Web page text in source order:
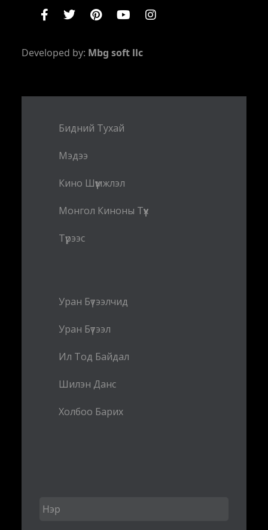
Developed by: Mbg soft llc
Бидний Тухай
Мэдээ
Кино Шүүмжлэл
Монгол Киноны Түүх
Түрээс
Уран Бүтээлчид
Уран Бүтээл
Ил Тод Байдал
Шилэн Данс
Холбоо Барих